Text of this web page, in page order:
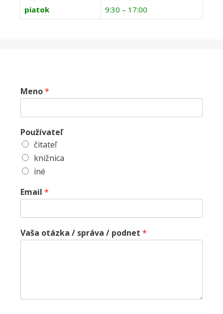
piatok
9:30 – 17:00
Meno*
Používateľ
čitateľ
knižnica
iné
Email *
Vaša otázka / správa / podnet *